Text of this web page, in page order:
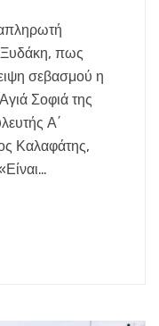
πως
σεβασμού η
Σοφιά της
Α΄
Καλαφάτης,